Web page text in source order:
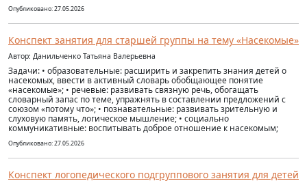
Опубликовано: 27.05.2026
Конспект занятия для старшей группы на тему «Насекомые»
Автор: Данильченко Татьяна Валерьевна
Задачи: • образовательные: расширить и закрепить знания детей о
насекомых, ввести в активный словарь обобщающее понятие
«насекомые»; • речевые: развивать связную речь, обогащать
словарный запас по теме, упражнять в составлении предложений с
союзом «потому что»; • познавательные: развивать зрительную и
слуховую память, логическое мышление; • социально
коммуникативные: воспитывать доброе отношение к насекомым;
Опубликовано: 27.05.2026
Конспект логопедического подгруппового занятия для детей